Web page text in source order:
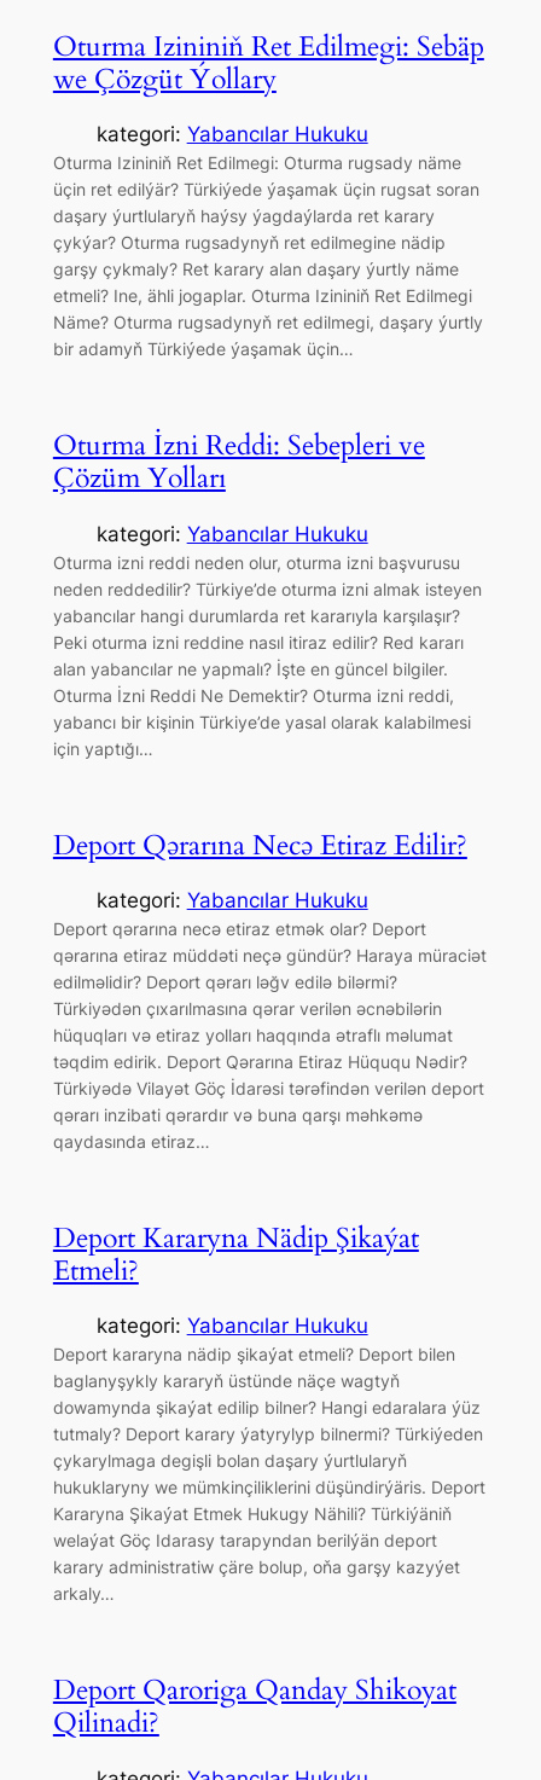
Oturma Izininiň Ret Edilmegi: Sebäp
we Çözgüt Ýollary
kategori: Yabancılar Hukuku
Oturma Izininiň Ret Edilmegi: Oturma rugsady näme
üçin ret edilýär? Türkiýede ýaşamak üçin rugsat soran
daşary ýurtlularyň haýsy ýagdaýlarda ret karary
çykýar? Oturma rugsadynyň ret edilmegine nädip
garşy çykmaly? Ret karary alan daşary ýurtly näme
etmeli? Ine, ähli jogaplar. Oturma Izininiň Ret Edilmegi
Näme? Oturma rugsadynyň ret edilmegi, daşary ýurtly
bir adamyň Türkiýede ýaşamak üçin…
Oturma İzni Reddi: Sebepleri ve
Çözüm Yolları
kategori: Yabancılar Hukuku
Oturma izni reddi neden olur, oturma izni başvurusu
neden reddedilir? Türkiye’de oturma izni almak isteyen
yabancılar hangi durumlarda ret kararıyla karşılaşır?
Peki oturma izni reddine nasıl itiraz edilir? Red kararı
alan yabancılar ne yapmalı? İşte en güncel bilgiler.
Oturma İzni Reddi Ne Demektir? Oturma izni reddi,
yabancı bir kişinin Türkiye’de yasal olarak kalabilmesi
için yaptığı…
Deport Qərarına Necə Etiraz Edilir?
kategori: Yabancılar Hukuku
Deport qərarına necə etiraz etmək olar? Deport
qərarına etiraz müddəti neçə gündür? Haraya müraciət
edilməlidir? Deport qərarı ləğv edilə bilərmi?
Türkiyədən çıxarılmasına qərar verilən əcnəbilərin
hüquqları və etiraz yolları haqqında ətraflı məlumat
təqdim edirik. Deport Qərarına Etiraz Hüququ Nədir?
Türkiyədə Vilayət Göç İdarəsi tərəfindən verilən deport
qərarı inzibati qərardır və buna qarşı məhkəmə
qaydasında etiraz…
Deport Kararyna Nädip Şikaýat
Etmeli?
kategori: Yabancılar Hukuku
Deport kararyna nädip şikaýat etmeli? Deport bilen
baglanyşykly kararyň üstünde näçe wagtyň
dowamynda şikaýat edilip bilner? Hangi edaralara ýüz
tutmaly? Deport karary ýatyrylyp bilnermi? Türkiýeden
çykarylmaga degişli bolan daşary ýurtlularyň
hukuklaryny we mümkinçiliklerini düşündirýäris. Deport
Kararyna Şikaýat Etmek Hukugy Nähili? Türkiýäniň
welaýat Göç Idarasy tarapyndan berilýän deport
karary administratiw çäre bolup, oňa garşy kazyýet
arkaly…
Deport Qaroriga Qanday Shikoyat
Qilinadi?